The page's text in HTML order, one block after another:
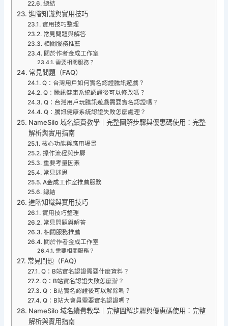
總結
進階知識與實用技巧
實用技巧整理
常見問題與解答
相關服務推薦
關於作者金成工作室
需要相關服務？
常見問題（FAQ）
Q：台灣用戶如何實名認證騰訊遊戲？
Q：騰訊健康系統認證後可以修改嗎？
Q：台灣用戶玩騰訊遊戲需要實名認證嗎？
Q：騰訊健康系統認證失敗怎麼處理？
NameSilo 域名續費教學｜完整圖解步驟與優惠碼使用：完整
解析與實用指南
核心功能與應用場景
操作流程與步驟
重要考量因素
常見迷思
A金成工作室推薦服務
總結
進階知識與實用技巧
實用技巧整理
常見問題與解答
相關服務推薦
關於作者金成工作室
需要相關服務？
常見問題（FAQ）
Q：B站實名認證需要什麼資料？
Q：B站實名認證失敗怎麼辦？
Q：B站實名認證後可以解除嗎？
Q：B站大會員需要實名認證嗎？
NameSilo 域名續費教學｜完整圖解步驟與優惠碼使用：完整
解析與實用指南